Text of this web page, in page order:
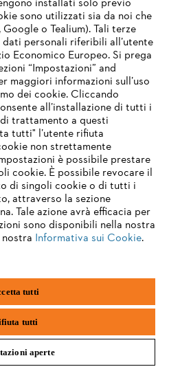
(EN 381) / Classe di protezione 2
NICHT
wir noch nicht unterstützen. Für
Seite empfehlen wir Ihnen, zu
zu wechseln:
chrome
edge
installati solo previo
sono utilizzati sia da noi che
o Tealium). Tali terze
personali riferibili all’utente
Economico Europeo. Si prega
“Impostazioni” and
maggiori informazioni sull’uso
dei cookie. Cliccando
all’installazione di tutti i
trattamento a questi
tutti" l’utente rifiuta
non strettamente
è possibile prestare
cookie. È possibile revocare il
di singoli cookie o di tutti i
attraverso la sezione
Tale azione avrà efficacia per
sono disponibili nella nostra
Informativa sui Cookie.
tutti
tutti
aperte